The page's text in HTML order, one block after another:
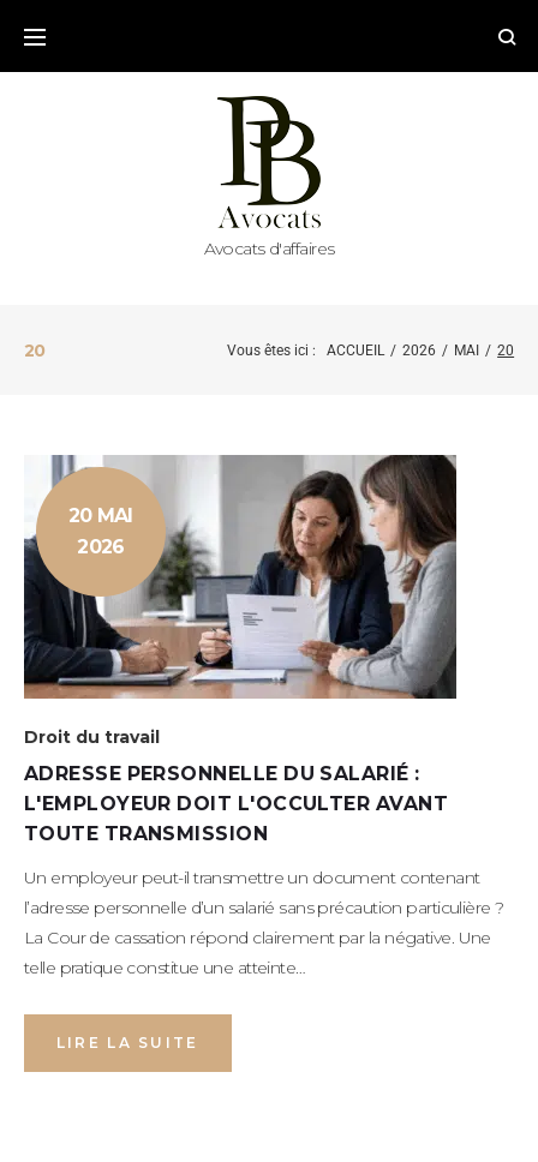
Avocats d'affaires
20 Vous êtes ici : ACCUEIL / 2026 / MAI / 20
20 MAI
2026
Droit du travail
ADRESSE PERSONNELLE DU SALARIÉ :
L'EMPLOYEUR DOIT L'OCCULTER AVANT
TOUTE TRANSMISSION
Un employeur peut-il transmettre un document contenant
l’adresse personnelle d’un salarié sans précaution particulière ?
La Cour de cassation répond clairement par la négative. Une
telle pratique constitue une atteinte…
LIRE LA SUITE